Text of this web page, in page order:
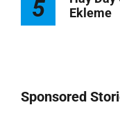
5
Ekleme
Sponsored